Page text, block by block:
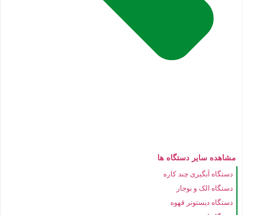
مشاهده سایر دستگاه ها
دستگاه آبگیری چند کاره
دستگاه الک و بوجار
دستگاه دیستونر قهوه